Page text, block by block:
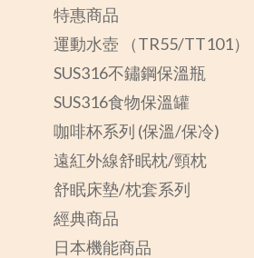
特惠商品
運動水壺 （TR55/TT101）
SUS316不鏽鋼保溫瓶
SUS316食物保溫罐
咖啡杯系列 (保溫/保冷)
遠紅外線舒眠枕/頸枕
舒眠床墊/枕套系列
經典商品
日本機能商品